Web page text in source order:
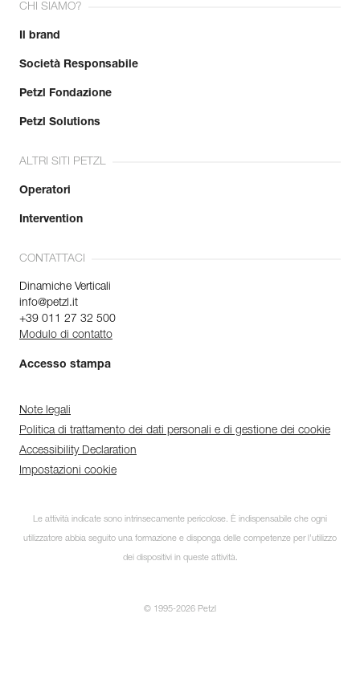
CHI SIAMO?
Il brand
Società Responsabile
Petzl Fondazione
Petzl Solutions
ALTRI SITI PETZL
Operatori
Intervention
CONTATTACI
Dinamiche Verticali
info@petzl.it
+39 011 27 32 500
Modulo di contatto
Accesso stampa
Note legali
Politica di trattamento dei dati personali e di gestione dei cookie
Accessibility Declaration
Impostazioni cookie
Le attività indicate sono intrinsecamente pericolose. È indispensabile che ogni
utilizzatore abbia seguito una formazione e disponga delle competenze per l’utilizzo
dei dispositivi in queste attività.
© 1995-2026 Petzl